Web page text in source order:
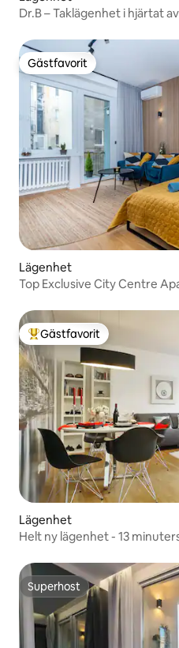
Dr.B – Taklägenhet i hjärtat
Gästfavorit
Gästfavorit
Lägenhet
Top Exclusive City Centre
Populär gästfavorit
Gästfavorit
Lägenhet
Helt ny lägenhet - 13
Superhost
Superhost